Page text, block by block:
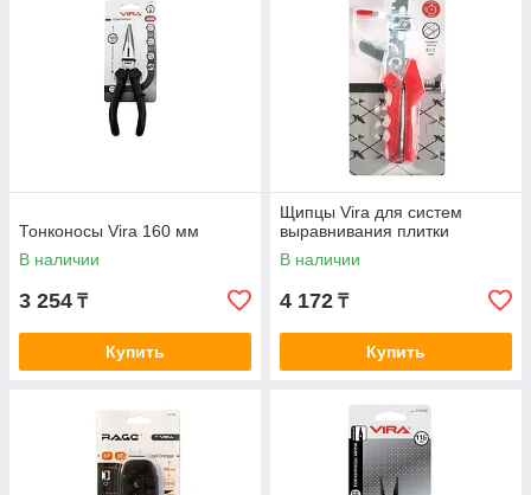
Тонконосы Vira 160 мм
В наличии
3 254 ₸
Купить
Щипцы Vira для систем
выравнивания плитки
В наличии
4 172 ₸
Купить